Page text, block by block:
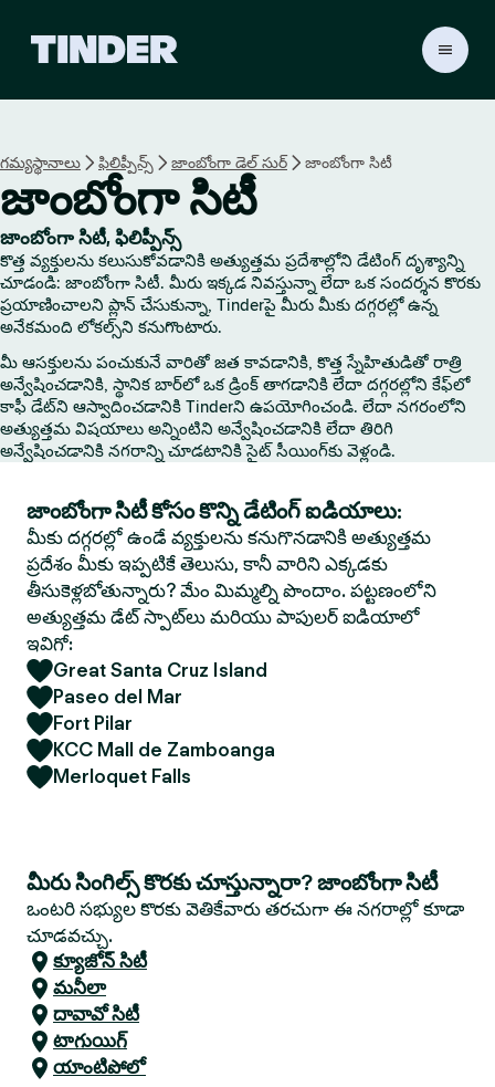
r
హో
మ్
గమ్యస్థానాలు ఫిలిప్పీన్స్ జాంబోంగా డెల్ సుర్ జాంబోంగా సిటీ
జాంబోంగా సిటీ
జాంబోంగా సిటీ, ఫిలిప్పీన్స్
కొత్త వ్యక్తులను కలుసుకోవడానికి అత్యుత్తమ ప్రదేశాల్లోని డేటింగ్ దృశ్యాన్ని
చూడండి: జాంబోంగా సిటీ. మీరు ఇక్కడ నివస్తున్నా లేదా ఒక సందర్శన కొరకు
ప్రయాణించాలని ప్లాన్ చేసుకున్నా, Tinderపై మీరు మీకు దగ్గరల్లో ఉన్న
అనేకమంది లోకల్స్‌ని కనుగొంటారు.
మీ ఆసక్తులను పంచుకునే వారితో జత కావడానికి, కొత్త స్నేహితుడితో రాత్రి
అన్వేషించడానికి, స్థానిక బార్‌లో ఒక డ్రింక్ తాగడానికి లేదా దగ్గరల్లోని కేఫ్‌లో
కాఫీ డేట్‌ని ఆస్వాదించడానికి Tinderని ఉపయోగించండి. లేదా నగరంలోని
అత్యుత్తమ విషయాలు అన్నింటిని అన్వేషించడానికి లేదా తిరిగి
అన్వేషించడానికి నగరాన్ని చూడటానికి సైట్ సీయింగ్‌కు వెళ్లండి.
జాంబోంగా సిటీ కోసం కొన్ని డేటింగ్ ఐడియాలు:
మీకు దగ్గరల్లో ఉండే వ్యక్తులను కనుగొనడానికి అత్యుత్తమ
ప్రదేశం మీకు ఇప్పటికే తెలుసు, కానీ వారిని ఎక్కడకు
తీసుకెళ్లబోతున్నారు? మేం మిమ్మల్ని పొందాం. పట్టణంలోని
అత్యుత్తమ డేట్ స్పాట్‌లు మరియు పాపులర్ ఐడియాలో
ఇవిగో:
Great Santa Cruz Island
Paseo del Mar
Fort Pilar
KCC Mall de Zamboanga
Merloquet Falls
మీరు సింగిల్స్ కొరకు చూస్తున్నారా? జాంబోంగా సిటీ
ఒంటరి సభ్యుల కొరకు వెతికేవారు తరచుగా ఈ నగరాల్లో కూడా
చూడవచ్చు.
క్యూజోన్ సిటీ
మనీలా
దావావో సిటీ
టాగుయిగ్
యాంటిపోలో